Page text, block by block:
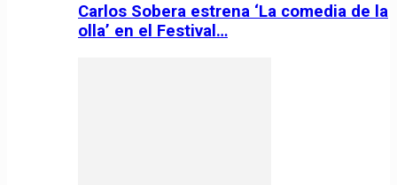
Carlos Sobera estrena ‘La comedia de la
olla’ en el Festival…